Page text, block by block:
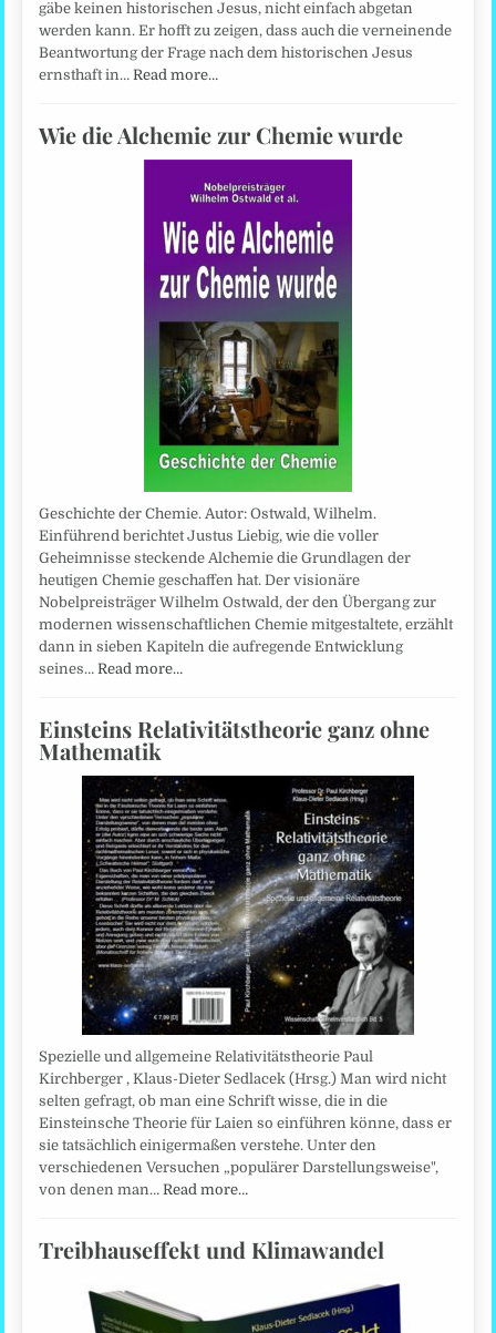
gäbe keinen historischen Jesus, nicht einfach abgetan
werden kann. Er hofft zu zeigen, dass auch die verneinende
Beantwortung der Frage nach dem historischen Jesus
ernsthaft in…Read more…
Wie die Alchemie zur Chemie wurde
Geschichte der Chemie. Autor: Ostwald, Wilhelm.
Einführend berichtet Justus Liebig, wie die voller
Geheimnisse steckende Alchemie die Grundlagen der
heutigen Chemie geschaffen hat. Der visionäre
Nobelpreisträger Wilhelm Ostwald, der den Übergang zur
modernen wissenschaftlichen Chemie mitgestaltete, erzählt
dann in sieben Kapiteln die aufregende Entwicklung
seines…Read more…
Einsteins Relativitätstheorie ganz ohne
Mathematik
Spezielle und allgemeine Relativitätstheorie Paul
Kirchberger , Klaus-Dieter Sedlacek (Hrsg.) Man wird nicht
selten gefragt, ob man eine Schrift wisse, die in die
Einsteinsche Theorie für Laien so einführen könne, dass er
sie tatsächlich einigermaßen verstehe. Unter den
verschiedenen Versuchen „populärer Darstellungsweise",
von denen man…Read more…
Treibhauseffekt und Klimawandel